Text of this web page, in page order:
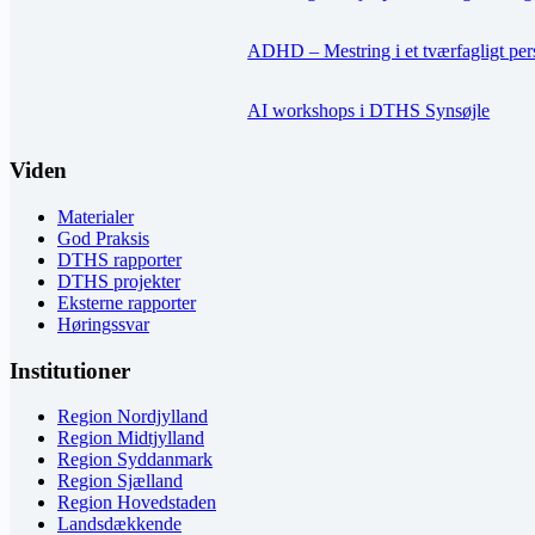
ADHD – Mestring i et tværfagligt
AI workshops i DTHS Synsøjle
Viden
Materialer
God Praksis
DTHS rapporter
DTHS projekter
Eksterne rapporter
Høringssvar
Institutioner
Region Nordjylland
Region Midtjylland
Region Syddanmark
Region Sjælland
Region Hovedstaden
Landsdækkende